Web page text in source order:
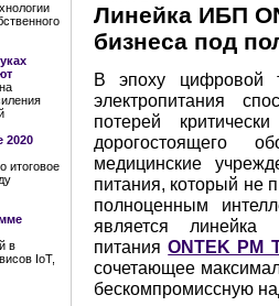
2020
итоговое
в
IoT,
Линейка ИБП
бизнеса под
В эпоху цифровой
электропитания
потерей
дорогостоящего
медицинские
питания, который не
полноценным
является линейка
питанияONTEK PM
сочетающее
бескомпромиссную